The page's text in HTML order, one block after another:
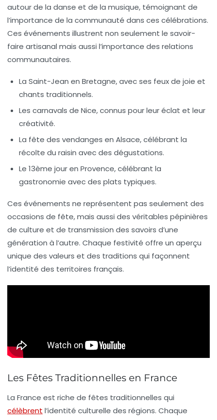
autour de la danse et de la musique, témoignant de
l’importance de la communauté dans ces célébrations.
Ces événements illustrent non seulement le savoir-
faire artisanal mais aussi l’importance des relations
communautaires.
La Saint-Jean en Bretagne, avec ses feux de joie et
chants traditionnels.
Les carnavals de Nice, connus pour leur éclat et leur
créativité.
La fête des vendanges en Alsace, célébrant la
récolte du raisin avec des dégustations.
Le 13ème jouren Provence, célébrant la
gastronomie avec des plats typiques.
Ces événements ne représentent pas seulement des
occasions de fête, mais aussi des véritables pépinières
de culture et de transmission des savoirs d’une
génération à l’autre. Chaque festivité offre un aperçu
unique des valeurs et des traditions qui façonnent
l’identité des territoires français.
Les Fêtes Traditionnelles en France
La France est riche de fêtes traditionnelles qui
célèbrent l’identité culturelle des régions. Chaque